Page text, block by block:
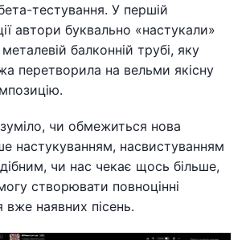
тестування. У першій
автори буквально «настукали»
балконній трубі, яку
перетворила на вельми якісну
чи обмежиться нова
настукуванням, насвистуванням
чи нас чекає щось більше,
створювати повноцінні
вже наявних пісень.